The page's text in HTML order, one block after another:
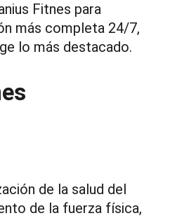
Fitnes para
más completa 24/7,
lo más destacado.
de la salud del
de la fuerza física,